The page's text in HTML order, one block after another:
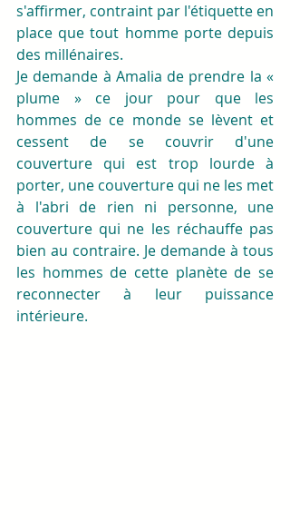
s'affirmer, contraint par l'étiquette en
place que tout homme porte depuis
des millénaires.
Je demande à Amalia de prendre la «
plume » ce jour pour que les
hommes de ce monde se lèvent et
cessent de se couvrir d'une
couverture qui est trop lourde à
porter, une couverture qui ne les met
à l'abri de rien ni personne, une
couverture qui ne les réchauffe pas
bien au contraire. Je demande à tous
les hommes de cette planète de se
reconnecter à leur puissance
intérieure.